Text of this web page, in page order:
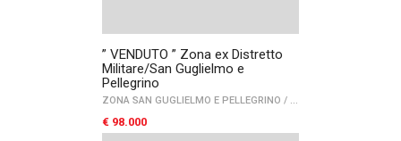
” VENDUTO ” Zona ex Distretto
Militare/San Guglielmo e
Pellegrino
ZONA SAN GUGLIELMO E PELLEGRINO /
€ 98.000